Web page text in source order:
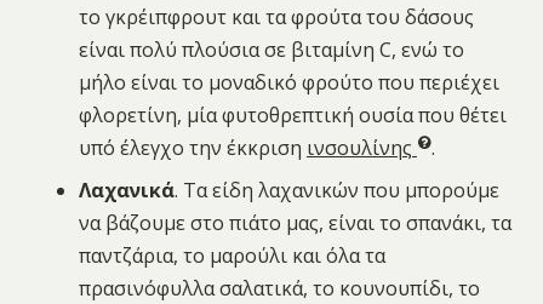
το γκρέιπφρουτ και τα φρούτα του δάσους
είναι πολύ πλούσια σε βιταμίνη C, ενώ το
μήλο είναι το μοναδικό φρούτο που περιέχει
φλορετίνη, μία φυτοθρεπτική ουσία που θέτει
υπό έλεγχο την έκκριση ινσουλίνης
.
Λαχανικά. Τα είδη λαχανικών που μπορούμε
να βάζουμε στο πιάτο μας, είναι το σπανάκι, τα
παντζάρια, το μαρούλι και όλα τα
πρασινόφυλλα σαλατικά, το κουνουπίδι, το